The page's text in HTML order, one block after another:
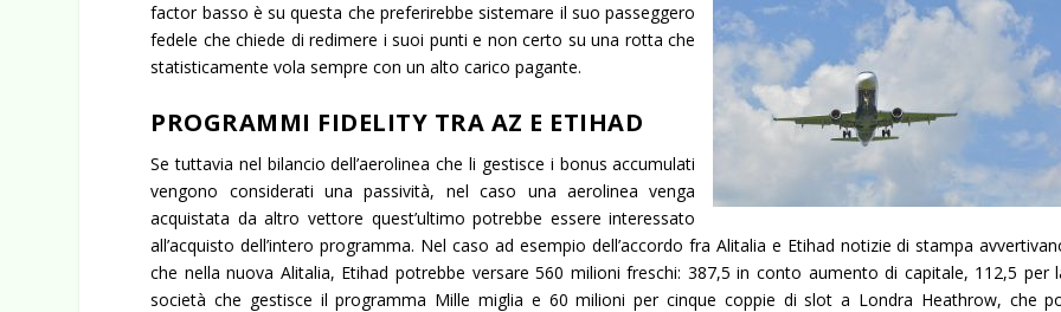
factor basso è su questa che preferirebbe sistemare il suo passeggero
fedele che chiede di redimere i suoi punti e non certo su una rotta che
statisticamente vola sempre con un alto carico pagante.
PROGRAMMI FIDELITY TRA AZ E ETIHAD
Se tuttavia nel bilancio dell’aerolinea che li gestisce i bonus accumulati
vengono considerati una passività, nel caso una aerolinea venga
acquistata da altro vettore quest’ultimo potrebbe essere interessato
all’acquisto dell’intero programma. Nel caso ad esempio dell’accordo fra Alitalia e Etihad notizie di stampa
che nella nuova Alitalia, Etihad potrebbe versare 560 milioni freschi: 387,5 in conto aumento di capitale, 112,5 per
società che gestisce il programma Mille miglia e 60 milioni per cinque coppie di slot a Londra Heathrow, che